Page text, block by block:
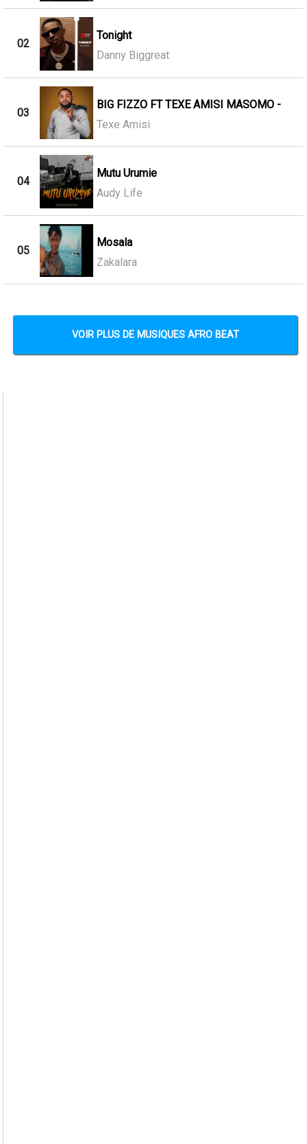
02
Tonight
Danny Biggreat
03
BIG FIZZO FT TEXE AMISI MASOMO -
Texe Amisi
04
Mutu Urumie
Audy Life
05
Mosala
Zakalara
VOIR PLUS DE MUSIQUES AFRO BEAT